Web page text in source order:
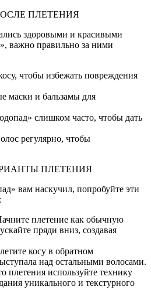
ПЛЕТЕНИЯ
здоровыми и красивыми
важно правильно за ними
чтобы избежать повреждения
маски и бальзамы для
слишком часто, чтобы дать
регулярно, чтобы
ПЛЕТЕНИЯ
вам наскучил, попробуйте эти
плетение как обычную
пряди вниз, создавая
косу в обратном
над остальными волосами.
плетения используйте технику
уникального и текстурного